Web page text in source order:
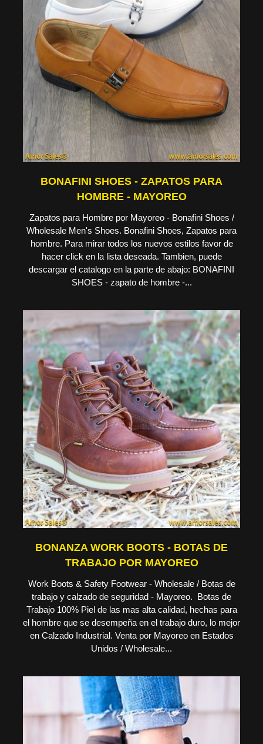
BONAFINI SHOES - ZAPATOS PARA
HOMBRE - MAYOREO
Zapatos para Hombre por Mayoreo - Bonafini Shoes /
Wholesale Men's Shoes. Bonafini Shoes, Zapatos para
hombre. Para mirar todos los nuevos estilos favor de
hacer click en la lista deseada. Tambien, puede
descargar el catalogo en la parte de abajo: BONAFINI
SHOES - zapato de hombre -...
BONANZA WORK BOOTS - BOTAS DE
TRABAJO POR MAYOREO
Work Boots & Safety Footwear - Wholesale / Botas de
trabajo y calzado de seguridad - Mayoreo. Botas de
Trabajo 100% Piel de las mas alta calidad, hechas para
el hombre que se desempeña en el trabajo duro, lo mejor
en Calzado Industrial. Venta por Mayoreo en Estados
Unidos / Wholesale...